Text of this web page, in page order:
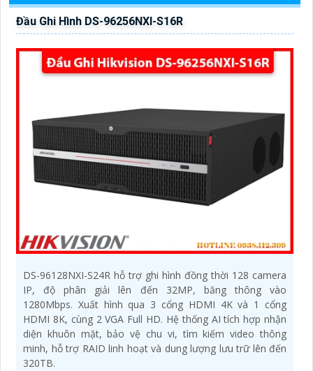
Đầu Ghi Hình DS-96256NXI-S16R
DS-96128NXI-S24R hỗ trợ ghi hình đồng thời 128 camera
IP, độ phân giải lên đến 32MP, băng thông vào
1280Mbps. Xuất hình qua 3 cổng HDMI 4K và 1 cổng
HDMI 8K, cùng 2 VGA Full HD. Hệ thống AI tích hợp nhận
diện khuôn mặt, bảo vệ chu vi, tìm kiếm video thông
minh, hỗ trợ RAID linh hoạt và dung lượng lưu trữ lên đến
320TB.